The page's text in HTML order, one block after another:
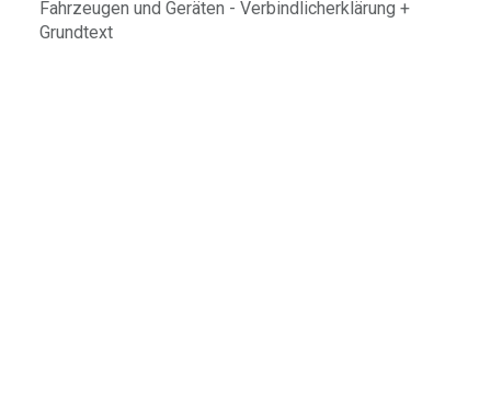
Fahrzeugen und Geräten - Verbindlicherklärung +
Grundtext